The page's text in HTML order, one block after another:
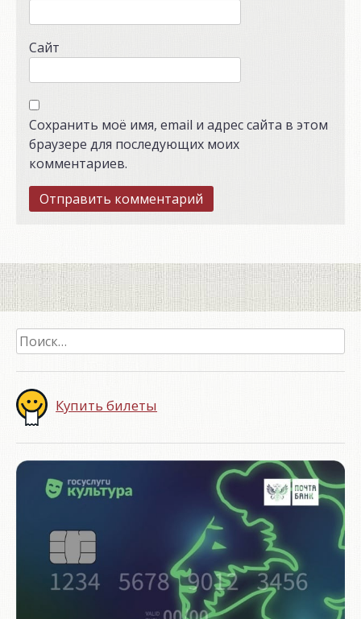
Сайт
Сохранить моё имя, email и адрес сайта в этом
браузере для последующих моих
комментариев.
Найти:
Купить билеты